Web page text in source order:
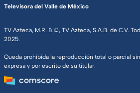
TV Azteca, M.R. & ©, TV Azteca, S.A.B. de C.V.
2025.
Queda prohibida la reproducción total o parcial
expresa y por escrito de su titular.
Televisora del Valle de México